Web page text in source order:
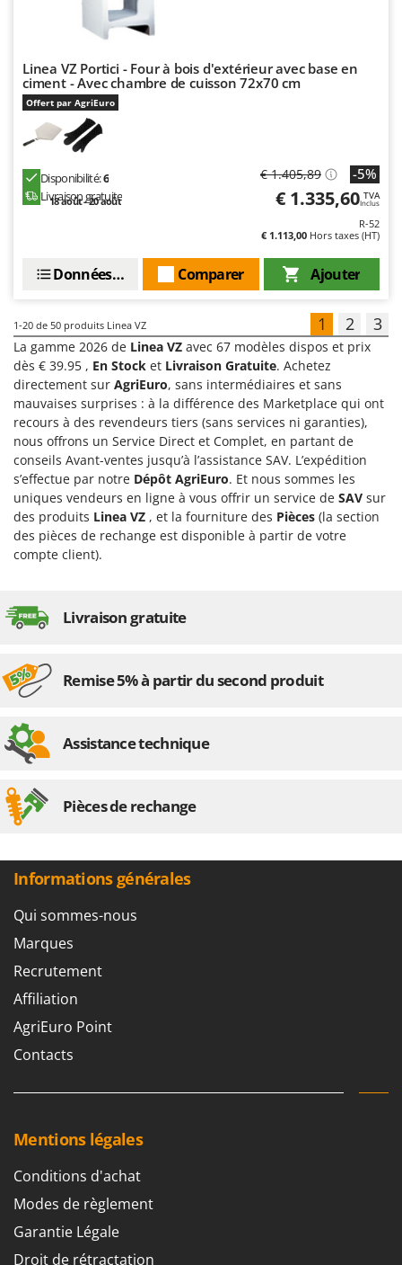
Linea VZ Portici - Four à bois d'extérieur avec base en
ciment - Avec chambre de cuisson 72x70 cm
Offert par AgriEuro
Disponibilité:6
Livraison gratuite
18 août - 20 août
€ 1.405,89 -5%
€ 1.335,60 TVA
Inclus
R-52
€ 1.113,00 Hors taxes (HT)
Ajouter
Comparer
Données techniques
1-20 de 50 produits Linea VZ 1 2 3
La gamme 2026 de Linea VZ avec 67 modèles dispos et prix
dès € 39.95 , En Stock et Livraison Gratuite. Achetez
directement sur AgriEuro, sans intermédiaires et sans
mauvaises surprises : à la différence des Marketplace qui ont
recours à des revendeurs tiers (sans services ni garanties),
nous offrons un Service Direct et Complet, en partant de
conseils Avant-ventes jusqu’à l’assistance SAV. L’expédition
s’effectue par notre Dépôt AgriEuro. Et nous sommes les
uniques vendeurs en ligne à vous offrir un service de SAV sur
des produits Linea VZ , et la fourniture des Pièces (la section
des pièces de rechange est disponible à partir de votre
compte client).
Livraison gratuite
Remise 5% à partir du second produit
Assistance technique
Pièces de rechange
Informations générales
Qui sommes-nous
Marques
Recrutement
Affiliation
AgriEuro Point
Contacts
Mentions légales
Conditions d'achat
Modes de règlement
Garantie Légale
Droit de rétractation